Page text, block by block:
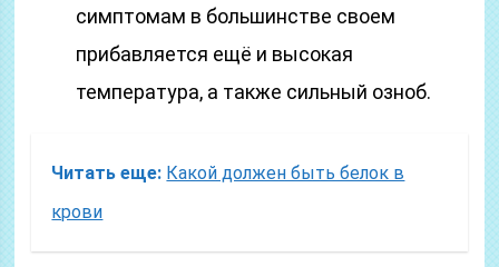
симптомам в большинстве своем
прибавляется ещё и высокая
температура, а также сильный озноб.
Читать еще: Какой должен быть белок в
крови